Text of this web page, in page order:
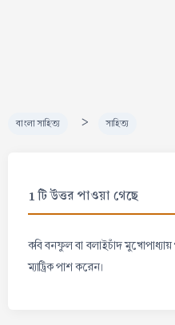
বাংলা সাহিত্য > সাহিত্য
1 টি উত্তর পাওয়া গেছে
কবি বনফুল বা বলাইচাঁদ মুখোপাধ্যায়
ম্যাট্রিক পাশ করেন।